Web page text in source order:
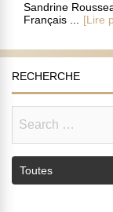
Sandrine
Français ...
[Lire
RECHERCHE